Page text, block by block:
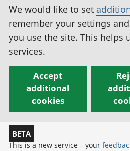
We would like to set
remember your settings
you use the site. This helps
services.
Accept
additional
cookies
BETA
This is a new service – your